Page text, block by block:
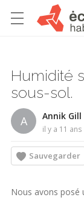
Humidité
sous-sol.
A Annik Gill
il y a 11 ans
Sauvegarder
Nous avons posé